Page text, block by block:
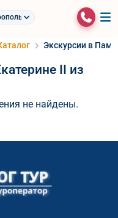
Экскурсии в
II из
не найдены.